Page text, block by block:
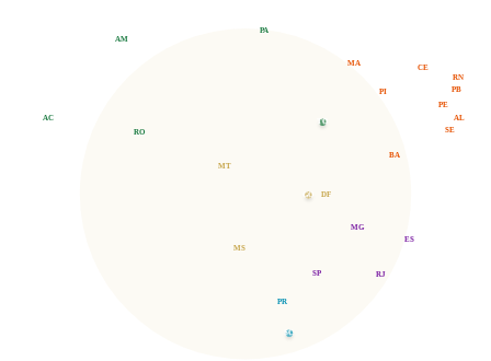
AC
AM
PA
RO
TO AL
BA
CE
MA
PB
PE
PI
RN
SE
DF
GO
MS
MT
ES
MG
RJ
SP
PR
SC